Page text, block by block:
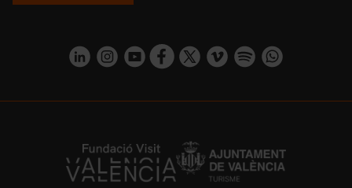
https://www.linkedin.com/company/turismo-valencia/mycompany/
https://www.instagram.com/visit_valencia/
https://www.youtube.com/user/
https://www.facebook.com/
https://twitter.com/
https://vimeo.com/
https://https://api.whatsapp.com/
https://fundacion.visitvalencia.com/